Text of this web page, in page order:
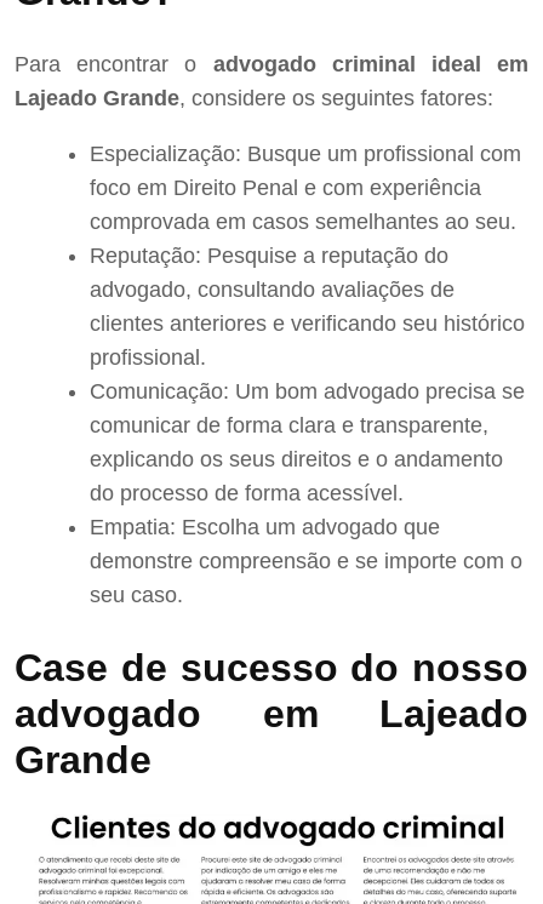
Para encontrar o advogado criminal ideal em
Lajeado Grande, considere os seguintes fatores:
Especialização: Busque um profissional com
foco em Direito Penal e com experiência
comprovada em casos semelhantes ao seu.
Reputação: Pesquise a reputação do
advogado, consultando avaliações de
clientes anteriores e verificando seu histórico
profissional.
Comunicação: Um bom advogado precisa se
comunicar de forma clara e transparente,
explicando os seus direitos e o andamento
do processo de forma acessível.
Empatia: Escolha um advogado que
demonstre compreensão e se importe com o
seu caso.
Case de sucesso do nosso
advogado em Lajeado
Grande